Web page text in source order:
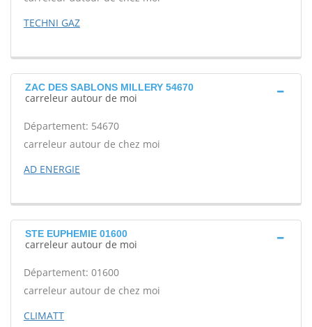
TECHNI GAZ
ZAC DES SABLONS MILLERY 54670
carreleur autour de moi
Département: 54670
carreleur autour de chez moi
AD ENERGIE
STE EUPHEMIE 01600
carreleur autour de moi
Département: 01600
carreleur autour de chez moi
CLIMATT